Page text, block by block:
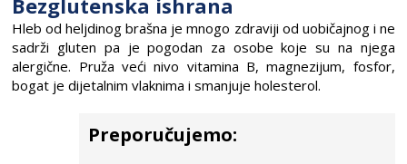
Bezglutenska ishrana
Hleb od heljdinog brašna je mnogo zdraviji od uobičajnog i ne
sadrži gluten pa je pogodan za osobe koje su na njega
alergične. Pruža veći nivo vitamina B, magnezijum, fosfor,
bogat je dijetalnim vlaknima i smanjuje holesterol.
Preporučujemo: